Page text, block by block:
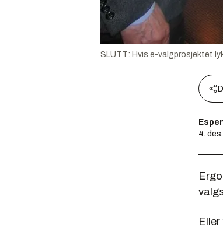
SLUTT: Hvis e-valgprosjektet
4.